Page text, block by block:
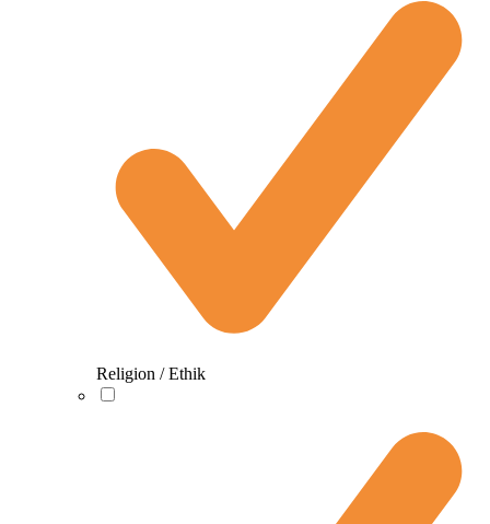
Religion / Ethik